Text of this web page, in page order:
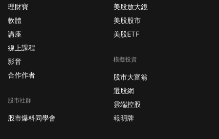
理財寶
軟體
講座
線上課程
影音
合作作者
股市社群
股市爆料同學會
美股放大鏡
美股股市
美股ETF
模擬投資
股市大富翁
選股網
雲端控股
報明牌